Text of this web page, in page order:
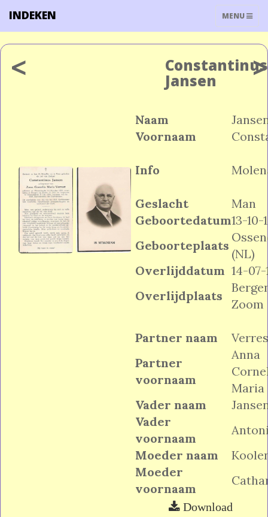
TOGGLE
MENU
INDEKEN
< Constantinus
Jansen
Naam
Voornaam
Info
Geslacht
Man
Geboortedatum13-10-
Geboorteplaats
(NL)
Overlijddatum 14-07-
Overlijdplaats
Zoom
Partner naam
Partner
voornaam
Anna
Maria
Vader naam
Vader
voornaam
Moeder naam
Moeder
voornaam
>
Download